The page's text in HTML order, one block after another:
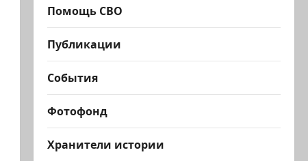
Помощь СВО
Публикации
События
Фотофонд
Хранители истории